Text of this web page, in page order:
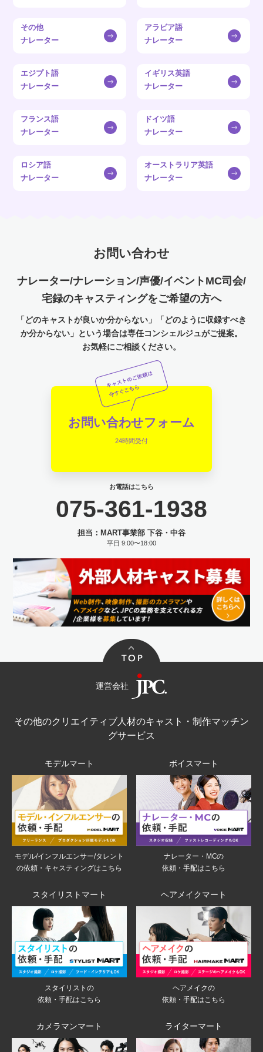
その他
ナレーター
アラビア語
ナレーター
エジプト語
ナレーター
イギリス英語
ナレーター
フランス語
ナレーター
ドイツ語
ナレーター
ロシア語
ナレーター
オーストラリア英語
ナレーター
お問い合わせ
ナレーター/ナレーション/声優/イベントMC司会/
宅録のキャスティングをご希望の方へ
「どのキャストが良いか分からない」「どのように収録すべき
か分からない」という場合は専任コンシェルジュがご提案。
お気軽にご相談ください。
お問い合わせフォーム
24時間受付
お電話はこちら
075-361-1938
担当：MART事業部 下谷・中谷
平日 9:00〜18:00
運営会社
その他のクリエイティブ人材のキャスト・制作マッチン
グサービス
モデルマート
モデル/インフルエンサー/タレント
の依頼・キャスティングはこちら
ボイスマート
ナレーター・MCの
依頼・手配はこちら
スタイリストマート
スタイリストの
依頼・手配はこちら
ヘアメイクマート
ヘアメイクの
依頼・手配はこちら
カメラマンマート ライターマート